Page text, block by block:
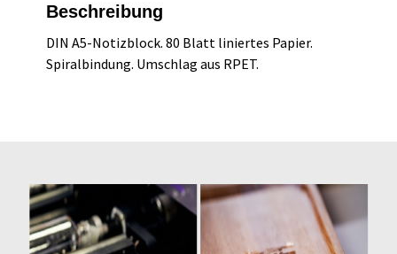
Beschreibung
DIN A5-Notizblock. 80 Blatt liniertes Papier.
Spiralbindung. Umschlag aus RPET.